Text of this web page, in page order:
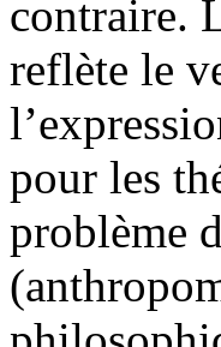
contraire.
reflète le
pour les
problème